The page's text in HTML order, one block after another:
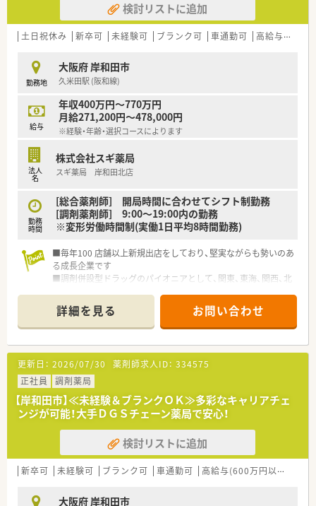
検討リストに追加
土日祝休み 新卒可 未経験可 ブランク可 車通勤可 高給与(600万円以上)
勤務地
大阪府 岸和田市
久米田駅 (阪和線)
給与
年収400万円～770万円
月給271,200円～478,000円
※経験・年齢・選択コースによります
法人
名
株式会社スギ薬局
スギ薬局 岸和田北店
勤務
時間
[総合薬剤師] 開局時間に合わせてシフト制勤務
[調剤薬剤師] 9:00～19:00内の勤務
※変形労働時間制(実働1日平均8時間勤務)
■毎年100 店舗以上新規出店をしており、堅実ながらも勢いのあ
る成長企業です
■調剤併設型ドラッグのパイオニアとして、関東、東海、関西、北
■研修制度は様々なプランがあり、集合研修だけでなく任意で受
講可能な研修も幅広く用意されています
■店舗で活躍する従業員、社外で活躍する従業員、将来経営幹部
となる従業員など、薬剤師として様々な活躍ができるフィールド
を用意されています
■総合薬剤師・調剤薬剤師（土日休み・19時までの勤務）どちらか
の働き方を選択できます
■調剤併設型だけでなく「医療モール・クリニック併設店舗」「敷
地内薬局」「訪問調剤特化型店舗」など様々な店舗を運営してい
ます
■在宅医療にも積極的取り組んでおり「訪問調剤特化型店舗」を
50店舗以上、無菌調剤室は業界最多の51店舗設置しています
■「プラチナくるみん認定企業」「健康経営優良法人2023（大規模
法人部門）認定」等を取得し一人ひとりが働きやすい環境が整備
■充実した研修制度、人事制度、評価制度、キャリア支援制度等
詳細を見る お問い合わせ
更新日： 2026/07/30 薬剤師求人ID： 334575
正社員
調剤薬局
【岸和田市】≪未経験＆ブランクＯＫ≫多彩なキャリアチェ
ンジが可能！大手ＤＧＳチェーン薬局で安心！
検討リストに追加
新卒可 未経験可 ブランク可 車通勤可 高給与(600万円以上)
大阪府 岸和田市